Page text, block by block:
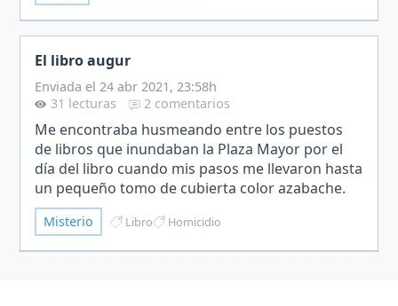
El libro augur
Enviada el 24 abr 2021, 23:58h
31 lecturas
2 comentarios
Me encontraba husmeando entre los puestos
de libros que inundaban la Plaza Mayor por el
día del libro cuando mis pasos me llevaron hasta
un pequeño tomo de cubierta color azabache.
Lo observé cuidadosamente para darme cuenta
de que sus hojas…
Misterio Libro Homicidio